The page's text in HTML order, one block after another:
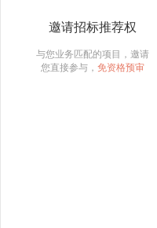
邀请招标推荐权
与您业务匹配的项目，邀请
您直接参与， 免资格预审